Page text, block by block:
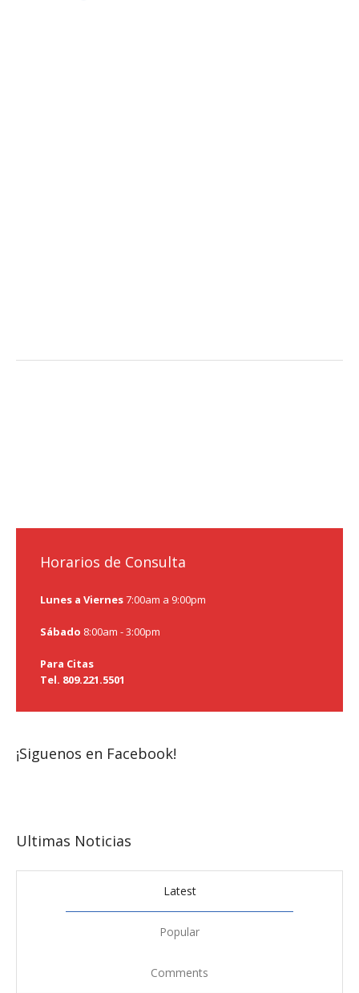
Horarios de Consulta
Lunes a Viernes7:00am a 9:00pm
Sábado 8:00am - 3:00pm
Para Citas
Tel. 809.221.5501
¡Siguenos en Facebook!
Ultimas Noticias
Latest
Popular
Comments